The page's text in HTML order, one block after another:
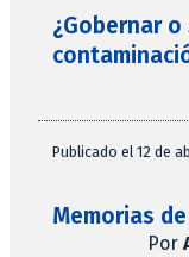
¿Gobernar
Publicado el 12 de
Memorias
Por